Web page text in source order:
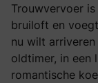
Trouwvervoer
bruiloft en
nu wilt
oldtimer, in een
romantische